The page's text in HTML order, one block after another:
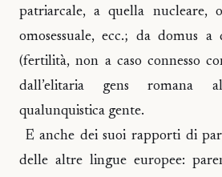
patriarcale, a quella nucleare,
omosessuale, ecc.; da domus
(fertilità, non a caso connesso
dall’elitaria gens romana
qualunquistica gente.
E anche dei suoi rapporti di
delle altre lingue europee: